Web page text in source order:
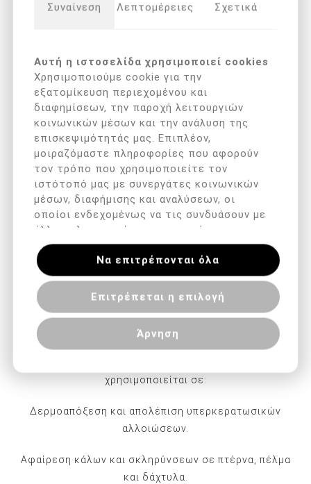
επαγγελματικό εργαλείο στήριξης και ασφαλούς
χρήσης των μικρο-λεπίδων μεγέθους 2/3.
🔹 Τεχνικά χαρακτηριστικά:
Κατασκευασμένη από ανοξείδωτο ατσάλι ιατρικής
ποιότητας για ανθεκτικότητα και βιοσυμβατότητα.
Διαθέτει σύστημα σταθερής στερέωσης με μηχανισμό
κλειδώματος για ασφαλή τοποθέτηση της λεπίδας.
Εργονομικός σχεδιασμός με αντιολισθητική επιφάνεια
για άνετη και ακριβή χρήση.
Επαναχρησιμοποιούμενη και αποστειρούμενη σε
αυτόκαυστο (autoclave).
🔹Η χειρολαβή είναι απαραίτητο εξάρτημα για την
χρησιμοποιείται σε:
Δερμοαπόξεση και απολέπιση υπερκερατωσικών
αλλοιώσεων.
Αφαίρεση κάλων και σκληρύνσεων σε πτέρνα, πέλμα
και δάχτυλα.
Συναίνεση Λεπτομέρειες Σχετικά
Αυτή η ιστοσελίδα χρησιμοποιεί cookies
Χρησιμοποιούμε cookie για την
εξατομίκευση περιεχομένου και
διαφημίσεων, την παροχή λειτουργιών
κοινωνικών μέσων και την ανάλυση της
επισκεψιμότητάς μας. Επιπλέον,
μοιραζόμαστε πληροφορίες που αφορούν
τον τρόπο που χρησιμοποιείτε τον
ιστότοπό μας με συνεργάτες κοινωνικών
μέσων, διαφήμισης και αναλύσεων, οι
οποίοι ενδεχομένως να τις συνδυάσουν με
άλλες πληροφορίες που τους έχετε
παραχωρήσει ή τις οποίες έχουν συλλέξει
σε σχέση με την από μέρους σας χρήση
των υπηρεσιών τους.
Άρνηση
Επιτρέπεται η επιλογή
Να επιτρέπονται όλα